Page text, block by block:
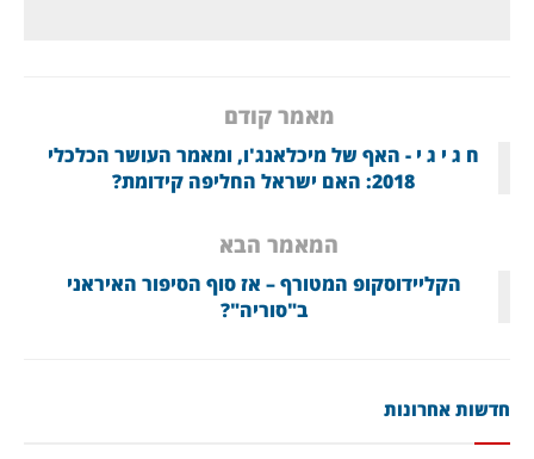
מאמר קודם
ח ג י ג י - האף של מיכלאנג'ו, ומאמר העושר הכלכלי
2018: האם ישראל החליפה קידומת?
המאמר הבא
הקליידוסקופ המטורף – אז סוף הסיפור האיראני
ב"סוריה"?
חדשות אחרונות